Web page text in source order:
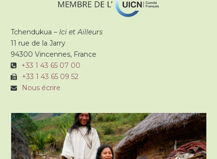
Tchendukua – Ici et Ailleurs
11 rue de la Jarry
94300 Vincennes, France
+33 1 43 65 07 00
+33 1 43 65 09 52
Nous écrire